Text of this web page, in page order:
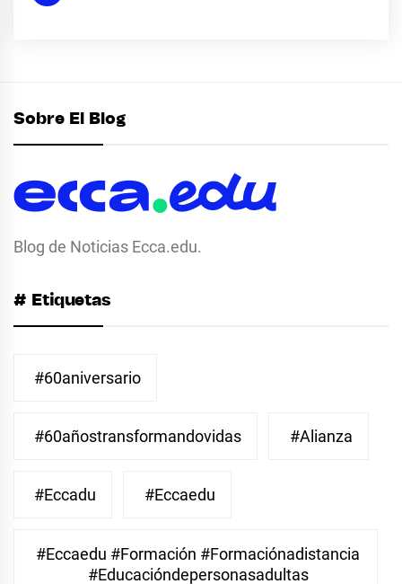
Sobre El Blog
Blog de Noticias Ecca.edu.
# Etiquetas
#60aniversario
#60añostransformandovidas #Alianza
#eccadu #eccaedu
#eccaedu #formación #formaciónadistancia
#educacióndepersonasadultas